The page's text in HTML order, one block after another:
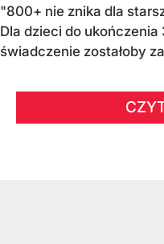
"800+ nie znika dla
Dla dzieci do
świadczenie zostałoby